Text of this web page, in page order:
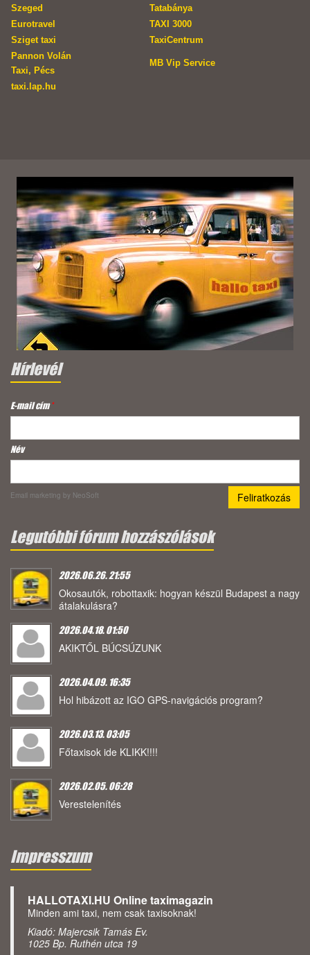
Szeged
Tatabánya
Eurotravel
TAXI 3000
Sziget taxi
TaxiCentrum
Pannon Volán
Taxi, Pécs
MB Vip Service
taxi.lap.hu
Hírlevél
E-mail cím*
Név
Email marketing by NeoSoft
Legutóbbi fórum hozzászólások
2026.06.26. 21:55
Okosautók, robottaxik: hogyan készül Budapest a nagy
átalakulásra?
2026.04.18. 01:50
AKIKTŐL BÚCSÚZUNK
2026.04.09. 16:35
Hol hibázott az IGO GPS-navigációs program?
2026.03.13. 03:05
Főtaxisok ide KLIKK!!!!
2026.02.05. 06:28
Verestelenítés
Impresszum
HALLOTAXI.HU Online taximagazin
Minden ami taxi, nem csak taxisoknak!
Kiadó: Majercsik Tamás Ev.
1025 Bp. Ruthén utca 19